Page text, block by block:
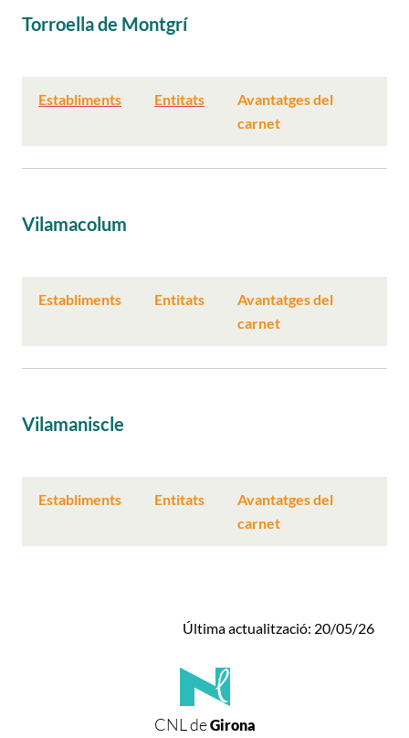
Torroella de Montgrí
Establiments Entitats
Avantatges del
carnet
Vilamacolum
Establiments Entitats
Avantatges del
carnet
Vilamaniscle
Establiments Entitats
Avantatges del
carnet
Última actualització: 20/05/26
CNL deGirona